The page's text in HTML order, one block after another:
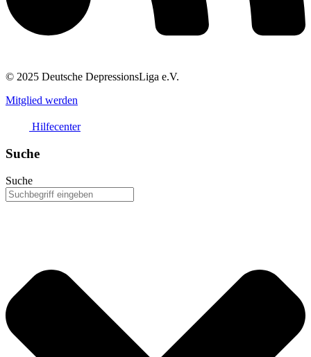
© 2025 Deutsche DepressionsLiga e.V.
Mitglied werden
Hilfecenter
Suche
Suche